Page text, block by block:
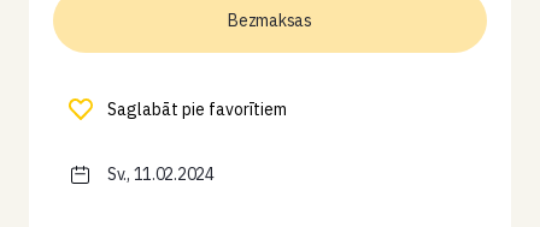
Bezmaksas
Saglabāt pie favorītiem
Sv., 11.02.2024